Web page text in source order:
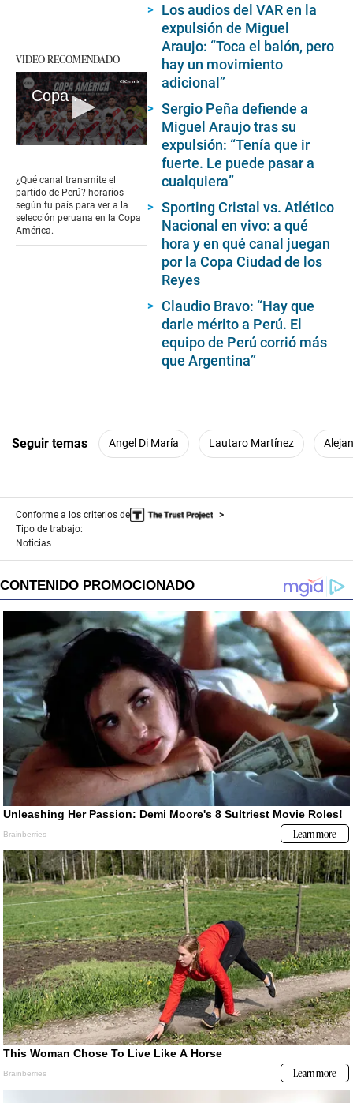
VIDEO RECOMENDADO
Copa América 2024: ¿cuándo y dónde ver los partidos de la selección peruana?
of
1
minute,
30
seconds
¿Qué canal transmite el
partido de Perú? horarios
según tu país para ver a la
selección peruana en la Copa
América.
Los audios del VAR en la
expulsión de Miguel
Araujo: “Toca el balón, pero
hay un movimiento
adicional”
Sergio Peña defiende a
Miguel Araujo tras su
expulsión: “Tenía que ir
fuerte. Le puede pasar a
cualquiera”
Sporting Cristal vs. Atlético
Nacional en vivo: a qué
hora y en qué canal juegan
por la Copa Ciudad de los
Reyes
Claudio Bravo: “Hay que
darle mérito a Perú. El
equipo de Perú corrió más
que Argentina”
Seguir temas Angel Di María Lautaro Martínez
Conforme a los criterios de
Tipo de trabajo:
Noticias